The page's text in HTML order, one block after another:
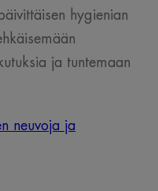
hygienian
ja tuntemaan
neuvoja ja